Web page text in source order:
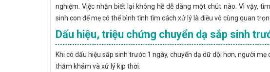
nghiệm. Việc nhận biết lại không hề dễ dàng một chút nào. Vì vậy,
sinh con để mẹ có thể bình tĩnh tìm cách xử lý là điều vô cùng quan
Dấu hiệu, triệu chứng chuyển dạ sắp sinh
Khi có dấu hiệu sắp sinh trước 1 ngày, chuyển dạ dữ dội hơn, người
thăm khám và xử lý kịp thời.